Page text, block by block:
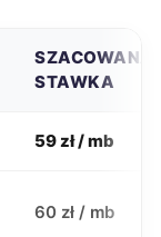
SZACOWANA
STAWKA
59 zł / mb
60 zł / mb